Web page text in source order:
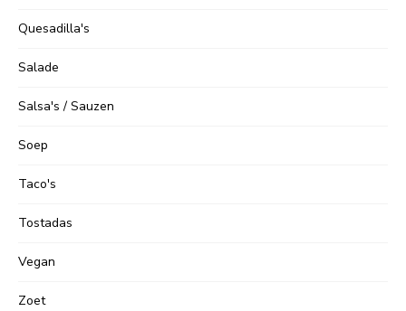
Quesadilla's
Salade
Salsa's / Sauzen
Soep
Taco's
Tostadas
Vegan
Zoet